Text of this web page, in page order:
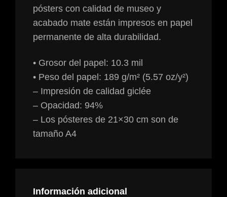
pósters con calidad de museo y
acabado mate están impresos en papel
permanente de alta durabilidad.
• Grosor del papel: 10.3 mil
• Peso del papel: 189 g/m² (5.57 oz/y²)
– Impresión de calidad giclée
– Opacidad: 94%
– Los pósteres de 21×30 cm son de
tamaño A4
Información adicional